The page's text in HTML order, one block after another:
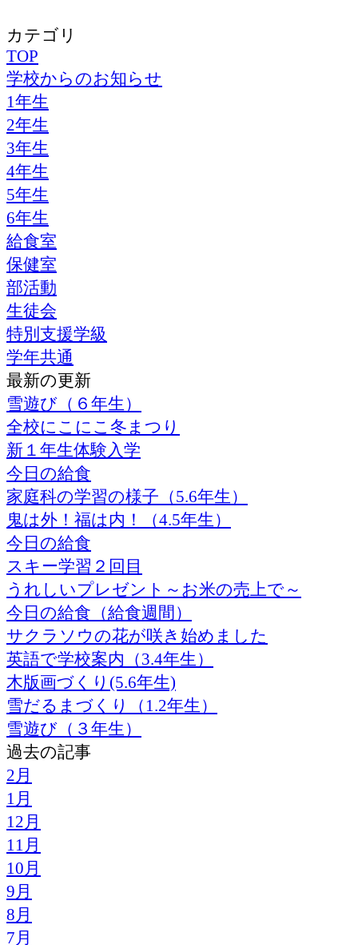
カテゴリ
TOP
学校からのお知らせ
1年生
2年生
3年生
4年生
5年生
6年生
給食室
保健室
部活動
生徒会
特別支援学級
学年共通
最新の更新
雪遊び（６年生）
全校にこにこ冬まつり
新１年生体験入学
今日の給食
家庭科の学習の様子（5.6年生）
鬼は外！福は内！（4.5年生）
今日の給食
スキー学習２回目
うれしいプレゼント～お米の売上で～
今日の給食（給食週間）
サクラソウの花が咲き始めました
英語で学校案内（3.4年生）
木版画づくり(5.6年生)
雪だるまづくり（1.2年生）
雪遊び（３年生）
過去の記事
2月
1月
12月
11月
10月
9月
8月
7月